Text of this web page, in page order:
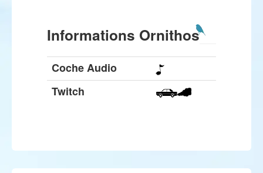
Informations Ornithos
Coche Audio
Twitch